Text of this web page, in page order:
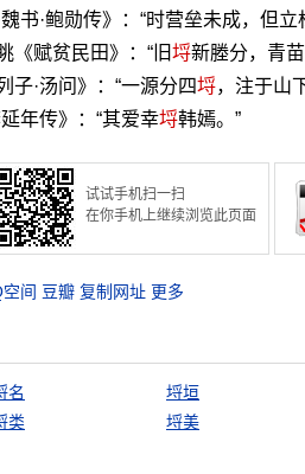
书·鲍勋传》：“时营垒未成，但立
赋贫民田》：“旧埒新塍分，青
·汤问》：“一源分四埒，注于山
年传》：“其爱幸埒韩嫣。”
试试手机扫一扫
在你手机上继续浏览此页面
间 豆瓣 复制网址 更多
名
埒垣
类 埒美